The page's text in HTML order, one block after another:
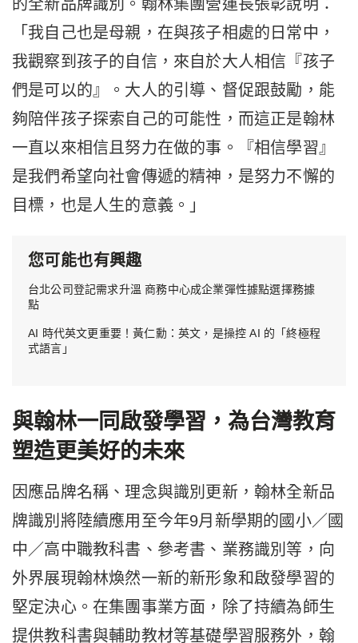
的全新品牌識別。翰林集團營運長張彰說明：
「我自己也是母親，在與孩子相處的日常中，
我觀察到孩子的自信，來自於大人相信『孩子
們是可以的』。大人的引導、督促跟鼓勵，能
夠陪伴孩子探索自己的可能性，而這正是翰林
一直以來相信且努力在做的事。『相信學習』
是我們希望向社會傳遞的精神，是努力不懈的
目標，也是人生的意義。」
您可能也有興趣
台北公司登記需求升溫 商務中心成企業彈性據點選擇務據
點
AI 時代英文更重要！黃仁勳：英文，是操控 AI 的「終極程
式語言」
與翰林一同啟發學習，為台灣教育
塑造更美好的未來
因應品牌名稱、理念與識別更新，翰林全新品
牌識別將陸續應用至今年9月新學期的國小／國
中／高中職教科書、參考書、業務識別等，向
外界展現翰林煥然一新的新形象和啟發學習的
堅定決心。在集團事業方面，除了持續為師生
提供教科書與輔助教材等基礎學習服務外，翰